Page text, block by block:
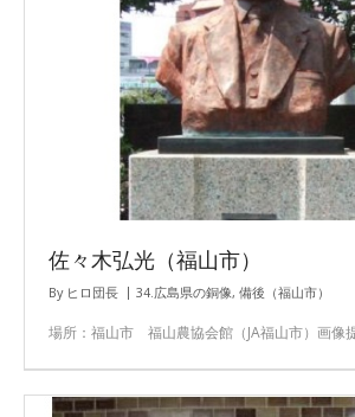
佐々木弘光（福山市）
By ヒロ団長 34.広島県の銅像, 備後（福山市）
場所：福山市 福山農協会館（JA福山市）画像